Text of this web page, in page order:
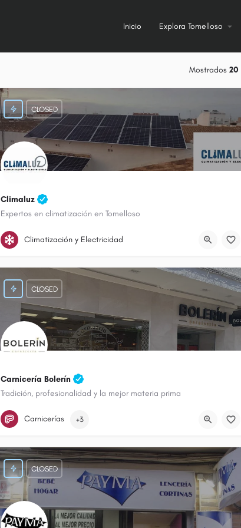
Inicio Explora Tomelloso
Mostrados 20
Climaluz
Expertos en climatización en Tomelloso
605 914 102
CLOSED
Climatización y Electricidad
Carnicería Bolerín
Tradición, profesionalidad y la mejor materia prima
652 555 655
CLOSED
Carnicerías +3
CLOSED